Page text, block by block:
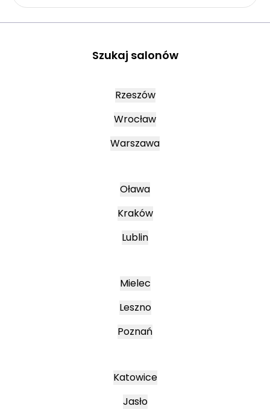
Szukaj salonów
Rzeszów
Wrocław
Warszawa
Oława
Kraków
Lublin
Mielec
Leszno
Poznań
Katowice
Jasło